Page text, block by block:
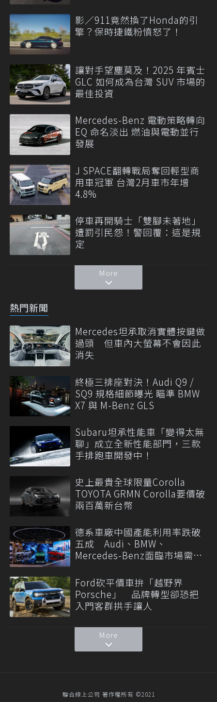
影／911竟然換了Honda的引
擎？保時捷鐵粉憤怒了！
讓對手望塵莫及！2025 年賓士
GLC 如何成為台灣 SUV 市場的
最佳投資
Mercedes-Benz 電動策略轉向
EQ 命名淡出 燃油與電動並行
發展
J SPACE翻轉戰局奪回輕型商
用車冠軍 台灣2月車市年增
4.8%
停車再開騎士「雙腳未著地」
遭罰引民怨！警回覆：這是規
定
More
熱門新聞
Mercedes坦承取消實體按鍵做
過頭 但車內大螢幕不會因此
消失
終極三排座對決！Audi Q9 /
SQ9 規格細節曝光 瞄準 BMW
X7 與 M-Benz GLS
Subaru坦承性能車「變得太無
聊」成立全新性能部門，三款
手排跑車開發中！
史上最貴全球限量Corolla
TOYOTA GRMN Corolla要價破
兩百萬新台幣
德系車廠中國產能利用率跌破
五成 Audi、BMW、
Mercedes-Benz面臨市場需求
Ford砍平價車拚「越野界
Porsche」 品牌轉型卻恐把
入門客群拱手讓人
More
聯合線上公司 著作權所有 ©2021